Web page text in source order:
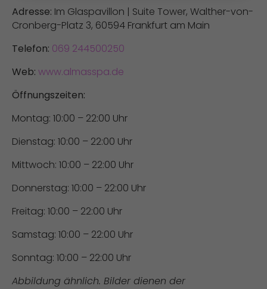
Adresse: Im Glaspavillon | Suite Tower, Walther-von-
Cronberg-Platz 3, 60594 Frankfurt am Main
Telefon: 069 244500250
Web: www.almasspa.de
Öffnungszeiten:
Montag: 10:00 – 22:00 Uhr
Dienstag: 10:00 – 22:00 Uhr
Mittwoch: 10:00 – 22:00 Uhr
Donnerstag: 10:00 – 22:00 Uhr
Freitag: 10:00 – 22:00 Uhr
Samstag: 10:00 – 22:00 Uhr
Sonntag: 10:00 – 22:00 Uhr
Abbildung ähnlich. Bilder dienen der